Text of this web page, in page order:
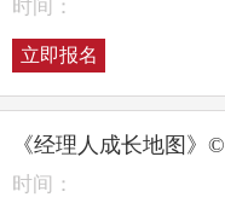
时间：
立即报名
《经理人成长地图》©
时间：